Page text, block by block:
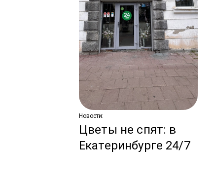
Новости:
Цветы не спят: в
Екатеринбурге 24/7